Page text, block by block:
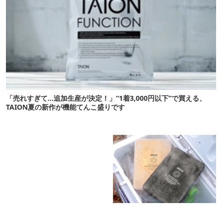
「売れすぎて…追加生産が決定！」“1着3,000円以下”で買える、
TAION夏の新作が機能てんこ盛りです